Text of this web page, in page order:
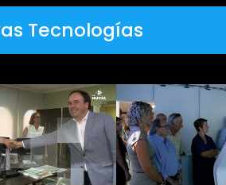
Tecnologías